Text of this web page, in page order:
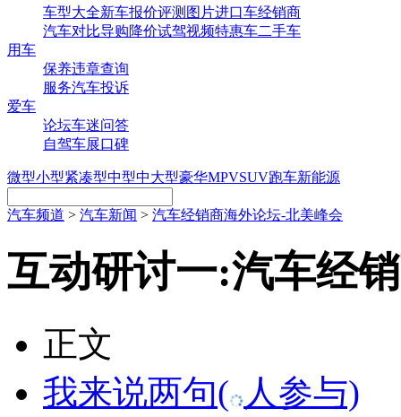
车型大全新车报价评测 图片进口车经销商
汽车对比导购降价试驾视频特惠车二手车
用车
保养违章查询
服务汽车投诉
爱车
论坛车迷问答
自驾车展口碑
微型小型紧凑型中型中大型豪华MPVSUV跑车新能源
汽车频道 > 汽车新闻 > 汽车经销商海外论坛-北美峰会
互动研讨一:汽车经
正文
我来说两句( 人参与)